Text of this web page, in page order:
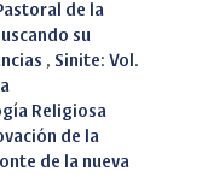
de la
su
, Sinite: Vol.
Religiosa
de la
de la nueva